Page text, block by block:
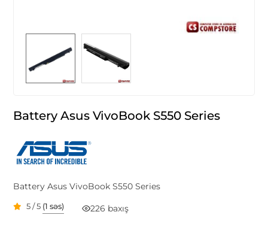
Battery Asus VivoBook S550 Series
Battery Asus VivoBook S550 Series
5 / 5 (1 səs) 226 baxış